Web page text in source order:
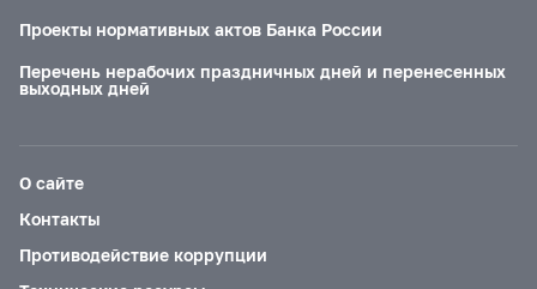
Проекты нормативных актов Банка России
Перечень нерабочих праздничных дней и перенесенных
выходных дней
О сайте
Контакты
Противодействие коррупции